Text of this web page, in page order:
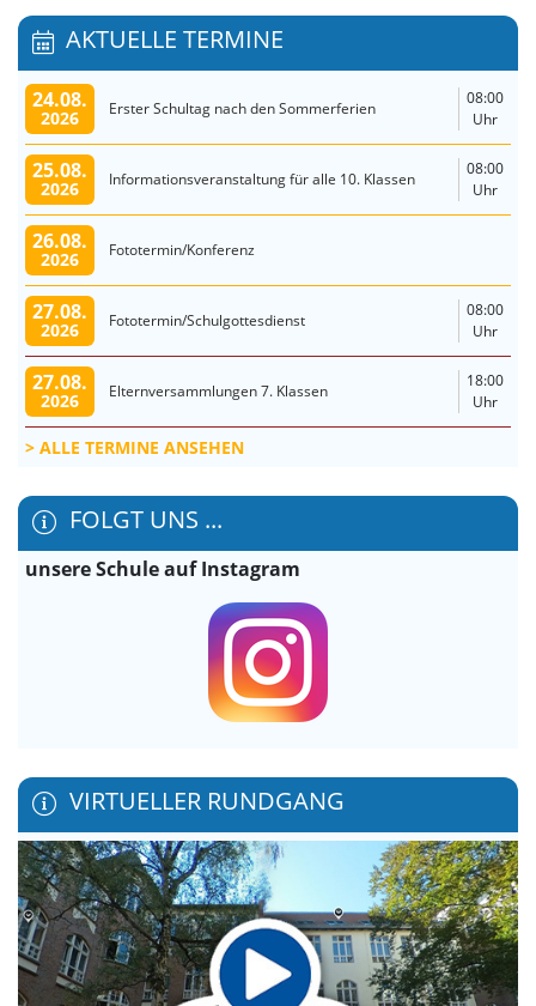
AKTUELLE TERMINE
24.08.
2026 Erster Schultag nach den Sommerferien
08:00
Uhr
25.08.
2026 Informationsveranstaltung für alle 10. Klassen
08:00
Uhr
26.08.
2026 Fototermin/Konferenz
27.08.
2026 Fototermin/Schulgottesdienst
08:00
Uhr
27.08.
2026 Elternversammlungen 7. Klassen
18:00
Uhr
ALLE TERMINE ANSEHEN
FOLGT UNS ...
unsere Schule auf Instagram
VIRTUELLER RUNDGANG